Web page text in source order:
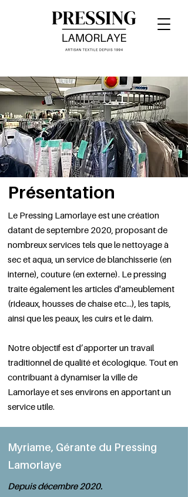
Présentation
Le Pressing Lamorlaye est une création
datant de septembre 2020, proposant de
nombreux services tels que le nettoyage à
sec et aqua, un service de blanchisserie (en
interne), couture (en externe). Le pressing
traite également les articles d'ameublement
(rideaux, housses de chaise etc...), les tapis,
ainsi que les peaux, les cuirs et le daim.
Notre objectif est d’apporter un travail
traditionnel de qualité et écologique. Tout en
contribuant à dynamiser la ville de
Lamorlaye et ses environs en apportant un
service utile.
Myriame, Gérante du Pressing
Lamorlaye
Depuis décembre 2020.